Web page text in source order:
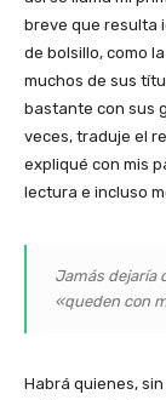
breve que resulta
de bolsillo, como
muchos de sus
bastante con sus
veces, traduje el
expliqué con mis
lectura e incluso
Jamás dejaría
«queden con
Habrá quienes,